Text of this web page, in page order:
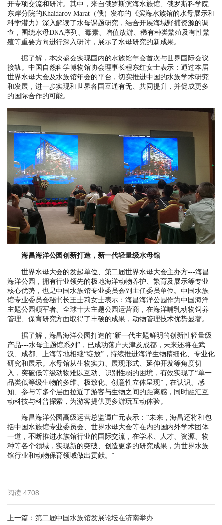
开专项交流和研讨。其中，来自俄罗斯滨海水族馆、俄罗斯科学院
东岸分院的Khaidarov Marat（俄）发布的《滨海水族馆的水母展示和
科学潜力》深入解读了水母课题研究，结合开展海域野捕资源的调
查，围绕水母DNA序列、毒素、增值放游、稀有种类繁殖及有性繁
殖等重要方向进行深入研讨，展示了水母研究的新成果。
据了解，本次盛会实现国内的水族馆年会首次与世界国际会议
接轨。中国自然科学博物馆协会理事长程东红女士表示：通过本届
世界水母大会及水族馆年会的平台，切实推进中国的水族学术研究
和发展，进一步实现和世界各国互通有无、共同提升，并促成更多
的国际合作的可能。
海昌海洋公园创新打造，新一代轻量级水母馆
世界水母大会的发起单位、第二届世界水母大会主办方---海昌
海洋公园，拥有行业领先的极地海洋动物养护、繁育及展示等专业
核心优势，也是中国水族馆专业委员会副主任委员单位。中国水族
馆专业委员会秘书长王士莉女士表示：海昌海洋公园作为中国海洋
主题公园领军者、全球十大主题公园运营商，在海洋哺乳动物饲养
管理、保育研究方面取得了丰硕的成果，动物管理技术优势显著。
据了解，海昌海洋公园打造的“新一代主题鲜明的创新性轻量级
产品---水母主题馆系列”，已成功落户天津及成都，未来还将在武
汉、成都、上海等地相继“绽放”，持续推进海洋生物精细化、专业化
研究和展示。水母馆从生物实力、展现形式、延伸开发等角度切
入，突破低等级动物难以互动、识别性弱的困境，有效实现了“单一
品类低等级生物的多维、极致化、创意性立体呈现”，在认识、感
知、参与等多个层面拉近了游客与生物之间的距离感，同时融汇互
动科技与科普探索，为游客提供更多游玩互动体验。
海昌海洋公园高级运营总监谭广元表示：“未来，海昌还将和包
括中国水族馆专业委员会、世界水母大会等在内的国内外学术团体
一道，不断推进水族馆行业的国际交流，在学术、人才、资源、物
种等各个领域，实现新的突破、创造更多的研究成果，为世界水族
馆行业和动物保育领域做出贡献。”
阅读 4708
上一篇： 第二届中国水族馆发展论坛在济南举办